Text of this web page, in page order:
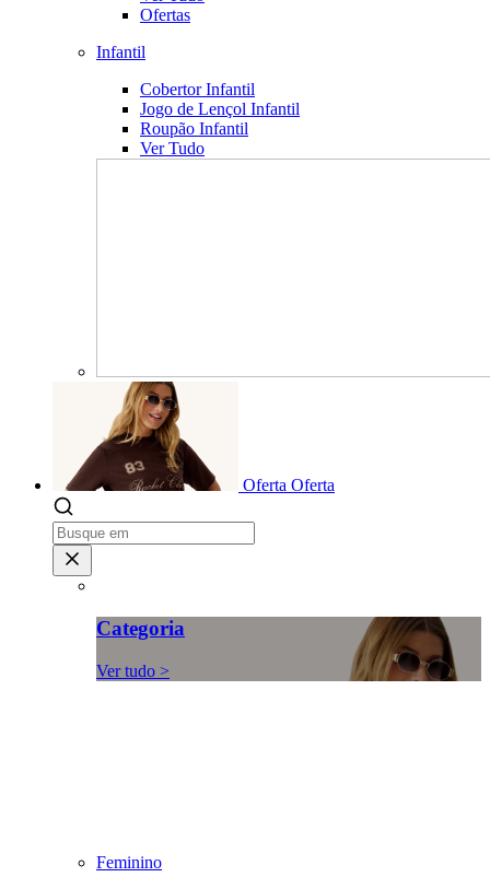
Ofertas
Infantil
Cobertor Infantil
Jogo de Lençol Infantil
Roupão Infantil
Ver Tudo
Oferta Oferta
Categoria
Ver tudo >
Feminino